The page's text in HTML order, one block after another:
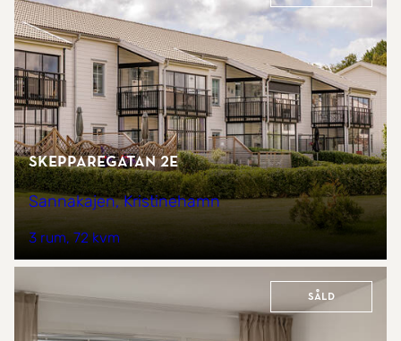
Skepparegatan 2E
Sannakajen, Kristinehamn
3 rum 72 kvm
Såld